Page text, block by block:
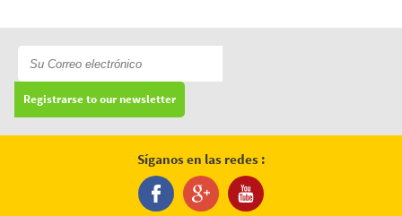
Registrarse to our newsletter
Síganos en las redes :